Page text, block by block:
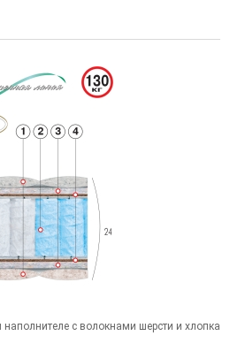
с волокнами шерсти и хлопка